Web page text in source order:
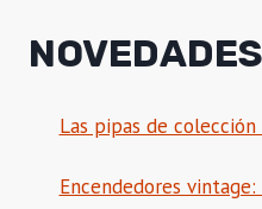
Las pipas de
Encendedores